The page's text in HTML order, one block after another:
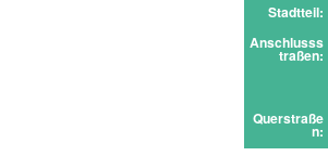
Stadtteil
Anschlusss
traßen
Querstraße
n